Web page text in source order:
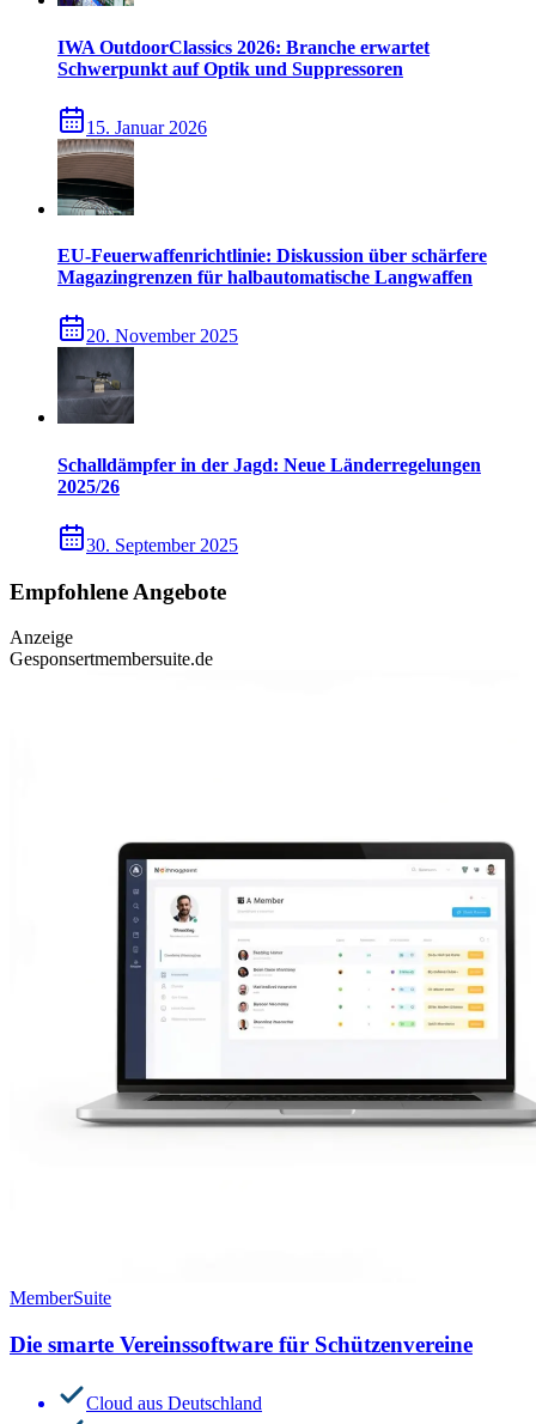
IWA OutdoorClassics 2026: Branche erwartet
Schwerpunkt auf Optik und Suppressoren
15. Januar 2026
EU-Feuerwaffenrichtlinie: Diskussion über schärfere
Magazingrenzen für halbautomatische Langwaffen
20. November 2025
Schalldämpfer in der Jagd: Neue Länderregelungen
2025/26
30. September 2025
Empfohlene Angebote
Anzeige
Gesponsertmembersuite.de
MemberSuite
Die smarte Vereinssoftware für Schützenvereine
Cloud aus Deutschland